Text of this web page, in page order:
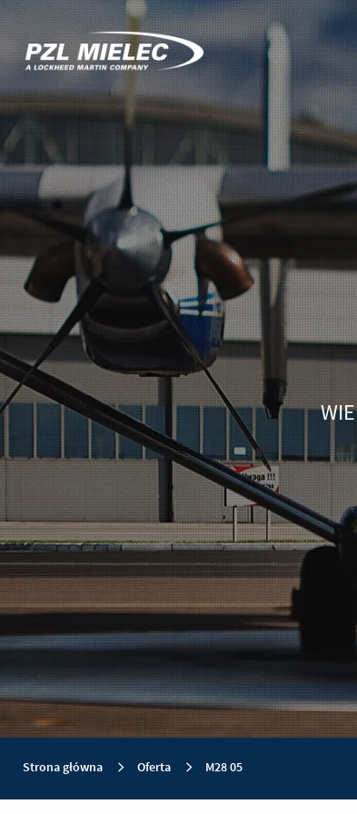
M28
05
-
PZL
Mielec
Strona główna Oferta M28 05